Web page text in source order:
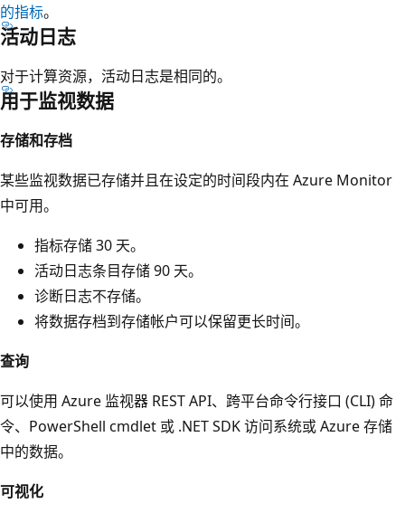
的指标。
活动日志
对于计算资源，活动日志是相同的。
用于监视数据
存储和存档
某些监视数据已存储并且在设定的时间段内在 Azure Monitor
中可用。
指标存储 30 天。
活动日志条目存储 90 天。
诊断日志不存储。
将数据存档到存储帐户可以保留更长时间。
查询
可以使用 Azure 监视器 REST API、跨平台命令行接口 (CLI) 命
令、PowerShell cmdlet 或 .NET SDK 访问系统或 Azure 存储
中的数据。
可视化